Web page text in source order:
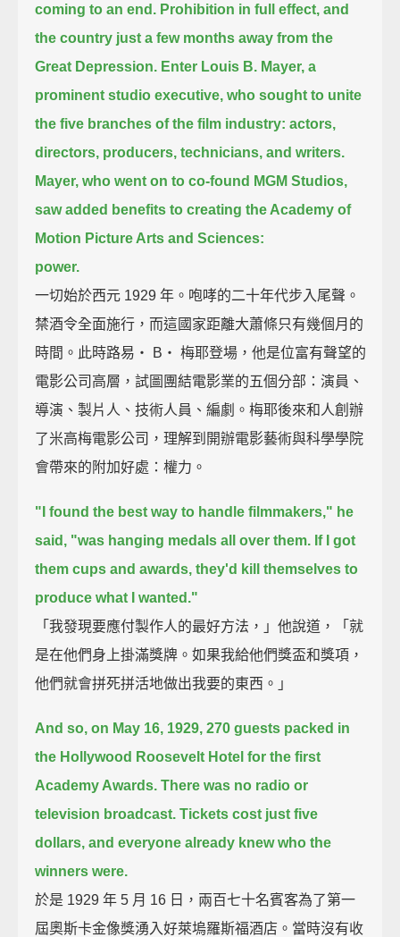
coming to an end. Prohibition in full effect, and
the country just a few months away from the
Great Depression. Enter Louis B. Mayer, a
prominent studio executive, who sought to unite
the five branches of the film industry: actors,
directors, producers, technicians, and writers.
Mayer, who went on to co-found MGM Studios,
saw added benefits to creating the Academy of
Motion Picture Arts and Sciences:
power.
一切始於西元 1929 年。咆哮的二十年代步入尾聲。
禁酒令全面施行，而這國家距離大蕭條只有幾個月的
時間。此時路易‧ B‧ 梅耶登場，他是位富有聲望的
電影公司高層，試圖團結電影業的五個分部：演員、
導演、製片人、技術人員、編劇。梅耶後來和人創辦
了米高梅電影公司，理解到開辦電影藝術與科學學院
會帶來的附加好處：權力。
"I found the best way to handle filmmakers," he
said, "was hanging medals all over them. If I got
them cups and awards, they'd kill themselves to
produce what I wanted."
「我發現要應付製作人的最好方法，」他說道，「就
是在他們身上掛滿獎牌。如果我給他們獎盃和獎項，
他們就會拼死拼活地做出我要的東西。」
And so, on May 16, 1929, 270 guests packed in
the Hollywood Roosevelt Hotel for the first
Academy Awards. There was no radio or
television broadcast. Tickets cost just five
dollars, and everyone already knew who the
winners were.
於是 1929 年 5 月 16 日，兩百七十名賓客為了第一
屆奧斯卡金像獎湧入好萊塢羅斯福酒店。當時沒有收